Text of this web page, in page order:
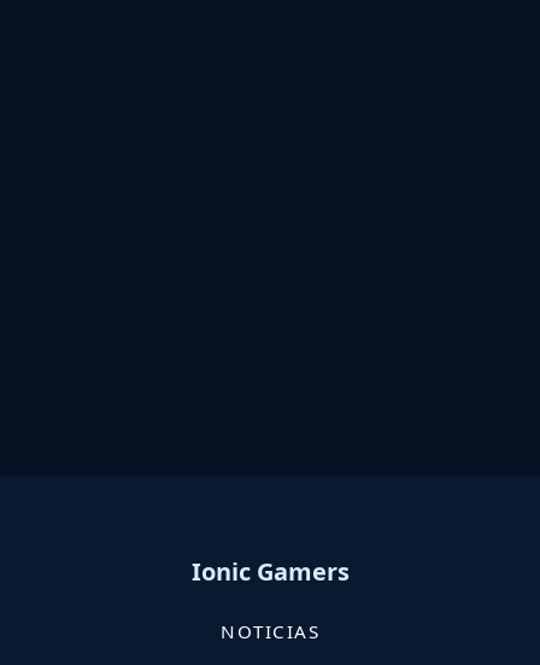
Ionic Gamers
NOTICIAS